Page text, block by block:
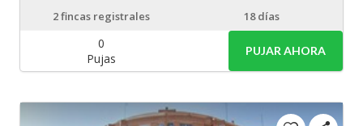
2fincas registrales 18 días
0
Pujas
PUJAR AHORA